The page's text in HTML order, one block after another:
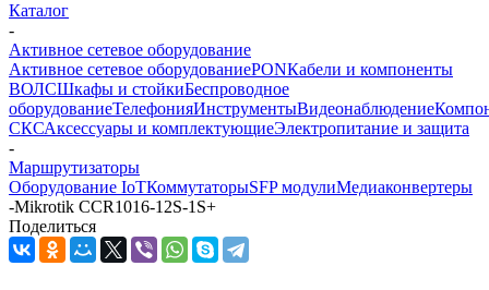
Каталог
-
Активное сетевое оборудование
Активное сетевое оборудованиеPONКабели и компоненты
ВОЛСШкафы и стойкиБеспроводное
оборудованиеТелефонияИнструментыВидеонаблюдение
СКСАксессуары и комплектующиеЭлектропитание и защита
-
Маршрутизаторы
Оборудование IoTКоммутаторыSFP модулиМедиаконвертеры
-Mikrotik CCR1016-12S-1S+
Поделиться